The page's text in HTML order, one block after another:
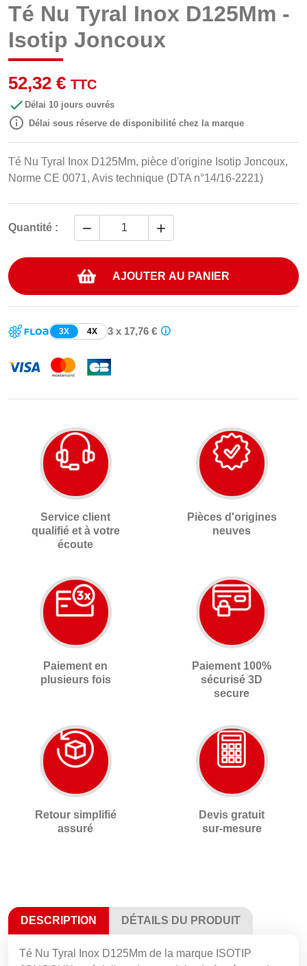
Té Nu Tyral Inox D125Mm -
Isotip Joncoux
52,32 € TTC
 Délai 10 jours ouvrés
 Délai sous réserve de disponibilité chez la marque
Té Nu Tyral Inox D125Mm, pièce d'origine Isotip Joncoux,
Norme CE 0071, Avis technique (DTA n°14/16-2221)
Quantité :  
AJOUTER AU PANIER
3X 4X 3 x 17,76 €
Service client
qualifié et à votre
écoute
Pièces d'origines
neuves
Paiement en
plusieurs fois
Paiement 100%
sécurisé 3D
secure
Retour simplifié
assuré
Devis gratuit
sur-mesure
DESCRIPTION DÉTAILS DU PRODUIT
Té Nu Tyral Inox D125Mm de la marque ISOTIP